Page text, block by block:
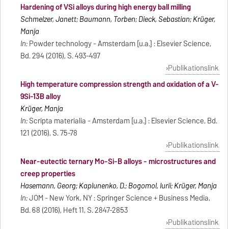
Hardening of VSi alloys during high energy ball milling
Schmelzer, Janett; Baumann, Torben; Dieck, Sebastian; Krüger,
Manja
In:Powder technology - Amsterdam [u.a.] : Elsevier Science,
Bd. 294 (2016), S. 493-497
Publikationslink
High temperature compression strength and oxidation of a V-
9Si-13B alloy
Krüger, Manja
In:Scripta materialia - Amsterdam [u.a.] : Elsevier Science, Bd.
121 (2016), S. 75-78
Publikationslink
Near-eutectic ternary Mo-Si-B alloys - microstructures and
creep properties
Hasemann, Georg; Kaplunenko, D.; Bogomol, Iurii; Krüger, Manja
In:JOM - New York, NY : Springer Science + Business Media,
Bd. 68 (2016), Heft 11, S. 2847-2853
Publikationslink